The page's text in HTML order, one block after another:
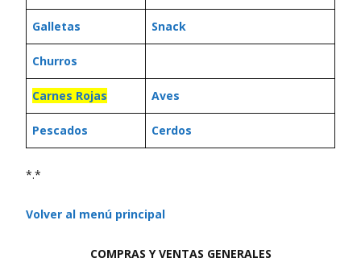
Galletas Snack
Churros
Carnes Rojas Aves
Pescados Cerdos
*.*
Volver al menú principal
COMPRAS Y VENTAS GENERALES